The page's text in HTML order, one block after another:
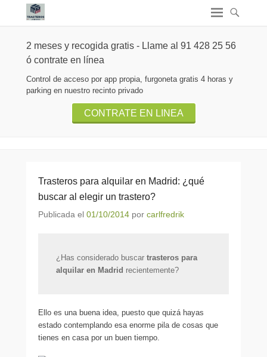
2 meses y recogida gratis - Llame al 91 428 25 56
ó contrate en línea
Control de acceso por app propia, furgoneta gratis 4 horas y
parking en nuestro recinto privado
CONTRATE EN LINEA
Trasteros para alquilar en Madrid: ¿qué
buscar al elegir un trastero?
Publicada el 01/10/2014 por carlfredrik
¿Has considerado buscar trasteros para
alquilar en Madrid recientemente?
Ello es una buena idea, puesto que quizá hayas
estado contemplando esa enorme pila de cosas que
tienes en casa por un buen tiempo.